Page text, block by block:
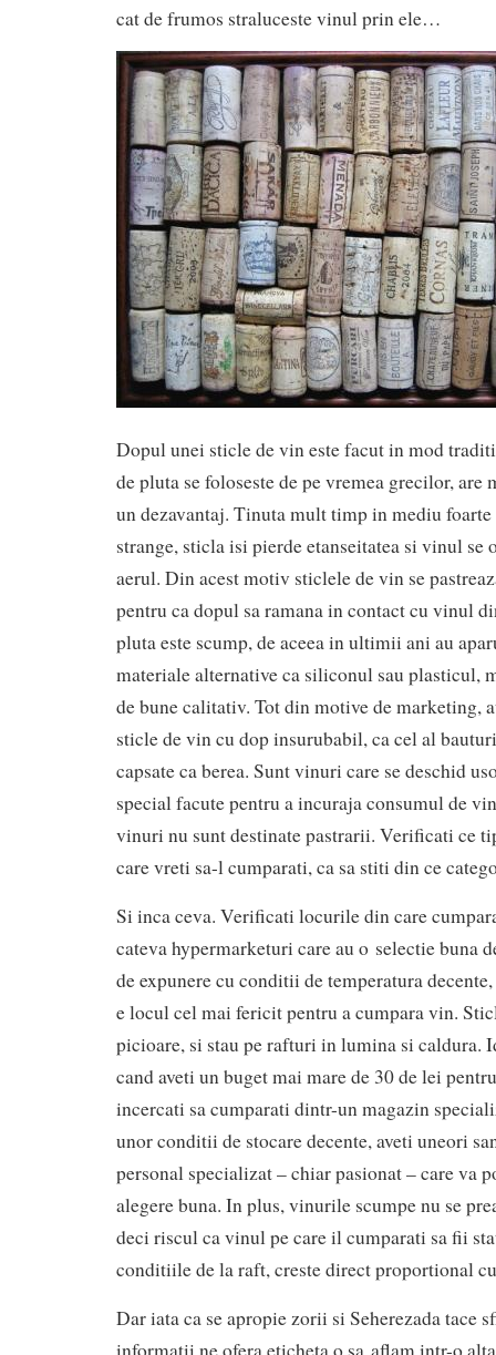
cat de frumos straluceste vinul prin ele…
Dopul unei sticle de vin este facut in mod
de pluta se foloseste de pe vremea grecilor, are
un dezavantaj. Tinuta mult timp in mediu foarte
strange, sticla isi pierde etanseitatea si vinul se
aerul. Din acest motiv sticlele de vin se
pentru ca dopul sa ramana in contact cu vinul
pluta este scump, de aceea in ultimii ani au
materiale alternative ca siliconul sau plasticul,
de bune calitativ. Tot din motive de marketing,
sticle de vin cu dop insurubabil, ca cel al
capsate ca berea. Sunt vinuri care se deschid
special facute pentru a incuraja consumul de
vinuri nu sunt destinate pastrarii. Verificati ce
care vreti sa-l cumparati, ca sa stiti din ce
Si inca ceva. Verificati locurile din care
cateva hypermarketuri care au o selectie buna
de expunere cu conditii de temperatura
e locul cel mai fericit pentru a cumpara vin.
picioare, si stau pe rafturi in lumina si caldura.
cand aveti un buget mai mare de 30 de lei
incercati sa cumparati dintr-un magazin
unor conditii de stocare decente, aveti uneori
personal specializat – chiar pasionat – care va
alegere buna. In plus, vinurile scumpe nu se
deci riscul ca vinul pe care il cumparati sa fii
conditiile de la raft, creste direct proportional
Dar iata ca se apropie zorii si Seherezada tace